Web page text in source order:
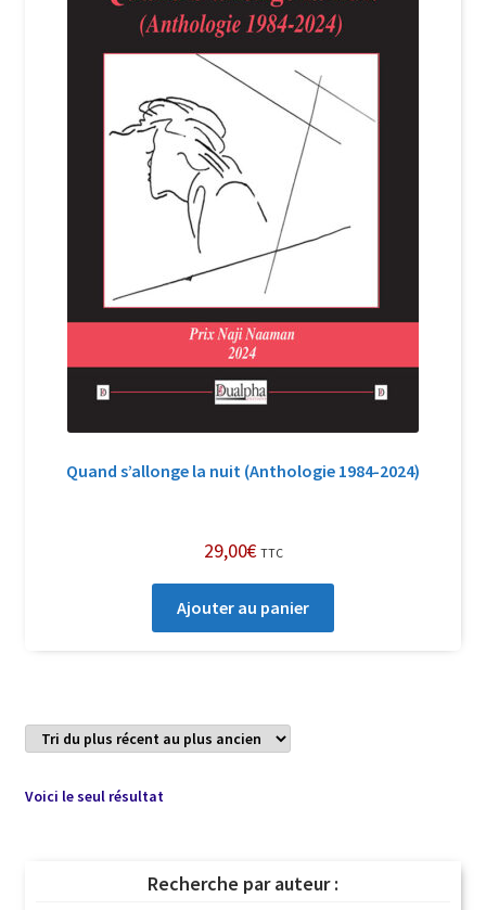
Login Customizer
Nous Contacter
Politique de confidentialité et cookies
Soutien à Philippe Randa
Suivi de la Commande
Quand s’allonge la nuit (Anthologie 1984-2024)
29,00€ TTC
Ajouter au panier
Voici le seul résultat
Recherche par auteur :